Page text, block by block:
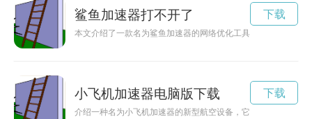
鲨鱼加速器打不开了
本文介绍了一款名为鲨鱼加速器的网络优化工具，该工具能够
下载
小飞机加速器电脑版下载
介绍一种名为小飞机加速器的新型航空设备，它为小型飞机注
下载